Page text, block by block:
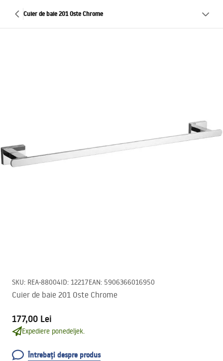
Cuier de baie 201 Oste Chrome
SKU: REA-88004ID: 12217EAN: 5906366016950
Cuier de baie 201 Oste Chrome
177,00 Lei
Expediere ponedeljek.
Întrebați despre produs